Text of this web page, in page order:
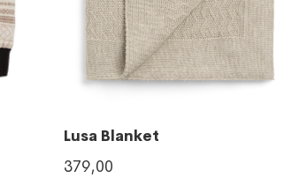
Lusa Blanket
379,00